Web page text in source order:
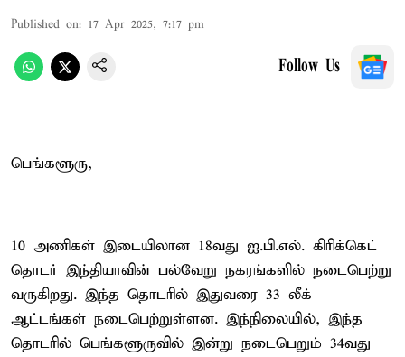
Published on: 17 Apr 2025, 7:17 pm
Follow Us
பெங்களூரு,
10 அணிகள் இடையிலான 18வது ஐ.பி.எல். கிரிக்கெட்
தொடர் இந்தியாவின் பல்வேறு நகரங்களில் நடைபெற்று
வருகிறது. இந்த தொடரில் இதுவரை 33 லீக்
ஆட்டங்கள் நடைபெற்றுள்ளன. இந்நிலையில், இந்த
தொடரில் பெங்களூருவில் இன்று நடைபெறும் 34வது